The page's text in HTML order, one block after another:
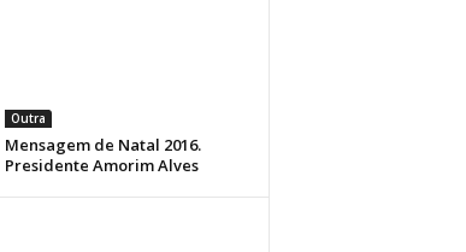
Outra
Mensagem de Natal 2016.
Presidente Amorim Alves